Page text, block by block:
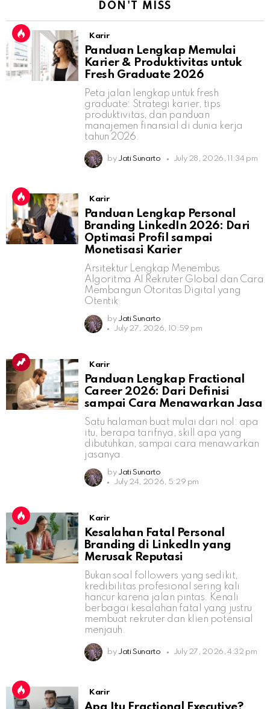
DON'T MISS
Karir
Panduan Lengkap Memulai
Karier & Produktivitas untuk
Fresh Graduate 2026
Peta jalan lengkap untuk fresh
graduate: Strategi karier, tips
produktivitas, dan panduan
manajemen finansial di dunia kerja
tahun 2026.
by Jati Sunarto July 28, 2026, 11:34 pm
Karir
Panduan Lengkap Personal
Branding LinkedIn 2026: Dari
Optimasi Profil sampai
Monetisasi Karier
Arsitektur Lengkap Menembus
Algoritma AI Rekruter Global dan Cara
Membangun Otoritas Digital yang
Otentik
by Jati Sunarto
July 27, 2026, 10:59 pm
Karir
Panduan Lengkap Fractional
Career 2026: Dari Definisi
sampai Cara Menawarkan Jasa
Satu halaman buat mulai dari nol: apa
itu, berapa tarifnya, skill apa yang
dibutuhkan, sampai cara menawarkan
jasanya.
by Jati Sunarto
July 24, 2026, 5:29 pm
Karir
Kesalahan Fatal Personal
Branding di LinkedIn yang
Merusak Reputasi
Bukan soal followers yang sedikit,
kredibilitas profesional sering kali
hancur karena jalan pintas. Kenali
berbagai kesalahan fatal yang justru
membuat rekruter dan klien potensial
menjauh.
by Jati Sunarto July 27, 2026, 4:32 pm
Karir